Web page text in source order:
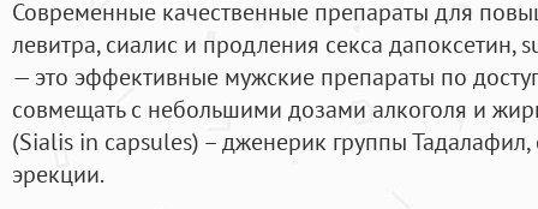
Современные качественные препараты для
левитра, сиалис и продления секса дапоксетин,
— это эффективные мужские препараты по
совмещать с небольшими дозами алкоголя и
(Sialis in capsules) – дженерик группы
эрекции.